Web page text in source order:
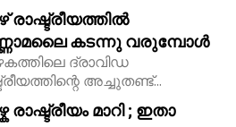
രാഷ്ട്രീയത്തിൽ
കടന്നു വരുമ്പോൾ
ദ്രാവിഡ
അച്ചുതണ്ട്...
രാഷ്ട്രീയം മാറി ; ഇതാ